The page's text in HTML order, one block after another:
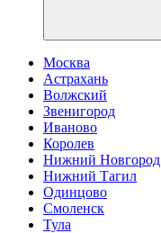
Москва
Астрахань
Волжский
Звенигород
Иваново
Королев
Нижний Новгород
Нижний Тагил
Одинцово
Смоленск
Тула